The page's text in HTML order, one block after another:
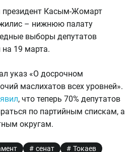
Касым-Жомарт
– нижнюю палату
выборы депутатов
19 марта.
указ «О досрочном
маслихатов всех уровней».
, что теперь 70% депутатов
по партийным спискам, а
округам.
сенат
Токаев